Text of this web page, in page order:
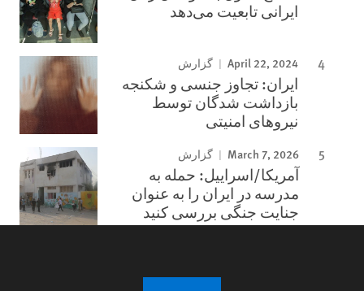
ایرانی تابعیت می‌دهد
April 22, 2024 گزارش
ایران: تجاوز جنسی و شکنجه
بازداشت شدگان توسط
نیروهای امنیتی
March 7, 2026 گزارش
آمریکا/اسراییل: حمله به
مدرسه در ایران را به عنوان
جنایت جنگی بررسی کنید